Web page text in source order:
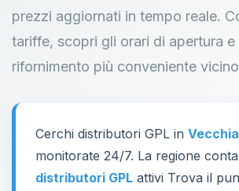
prezzi aggiornati in tempo reale.
tariffe, scopri gli orari di apertura
rifornimento più conveniente
Cerchi distributori GPL in
monitorate 24/7. La regione conta
distributori GPL attivi Trova il